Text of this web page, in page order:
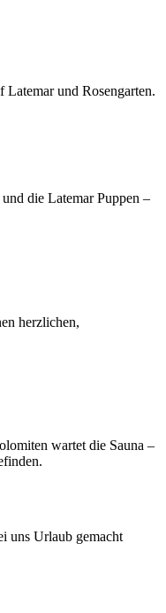
und Rosengarten.
die Latemar Puppen –
herzlichen,
wartet die Sauna –
uns Urlaub gemacht